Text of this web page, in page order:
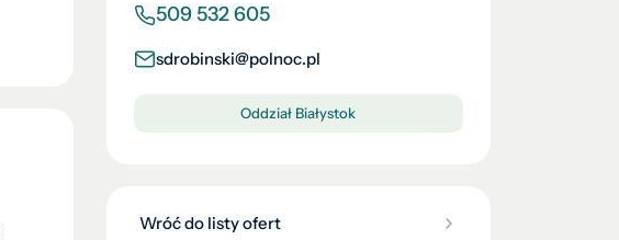
509 532 605
sdrobinski@polnoc.pl
Oddział Białystok
Wróć do listy ofert